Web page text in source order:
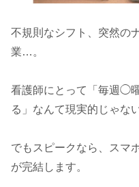
不規則なシフト、突然の
業…。
看護師にとって「毎週◯
る」なんて現実的じゃな
でもスピークなら、スマ
が完結します。